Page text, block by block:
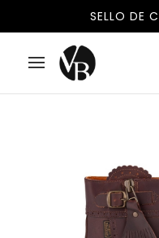
SELLO DE
ENVÍOS